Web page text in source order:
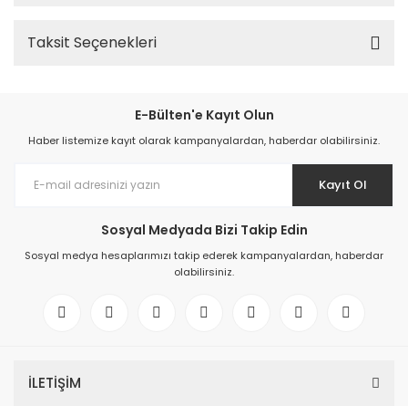
Taksit Seçenekleri
E-Bülten'e Kayıt Olun
Haber listemize kayıt olarak kampanyalardan, haberdar olabilirsiniz.
Kayıt Ol
Sosyal Medyada Bizi Takip Edin
Sosyal medya hesaplarımızı takip ederek kampanyalardan, haberdar
olabilirsiniz.
İLETİŞİM